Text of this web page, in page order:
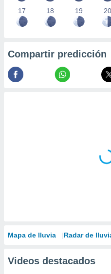
17 18 19 20
Compartir predicción
Mapa de lluvia Radar de
Videos destacados